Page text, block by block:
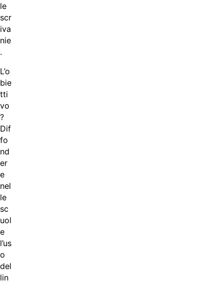
le
scr
iva
nie
.
L’o
bie
tti
vo
?
Dif
fo
nd
er
e
nel
le
sc
uol
e
l’us
o
del
lin